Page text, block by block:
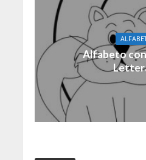
Alfabeto con